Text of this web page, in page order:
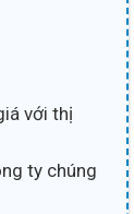
với thị
ty chúng